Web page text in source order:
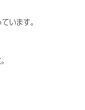
います。